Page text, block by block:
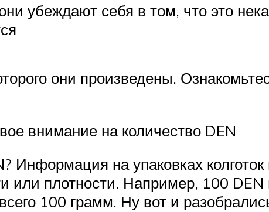
убеждают себя в том, что это
они произведены.
внимание на количество DEN
Информация на упаковках колготок
или плотности. Например, 100 DEN
100 грамм. Ну вот и